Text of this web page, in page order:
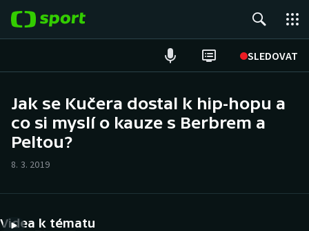
SLEDOVAT
Hokej
Cyklistika
Jak se Kučera dostal k hip-hopu a
co si myslí o kauze s Berbrem a
Peltou?
8. 3. 2019
Videa k tématu